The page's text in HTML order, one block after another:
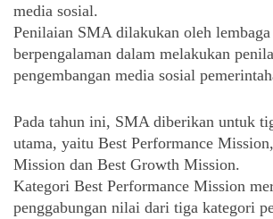
media sosial.
Penilaian SMA dilakukan oleh lembaga
berpengalaman dalam melakukan
pengembangan media sosial
Pada tahun ini, SMA diberikan untuk
utama, yaitu Best Performance
Mission dan Best Growth Mission.
Kategori Best Performance Mission
penggabungan nilai dari tiga kategori